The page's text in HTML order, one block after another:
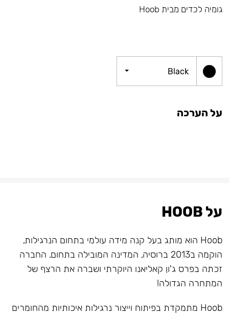
גומיה לכדים מבית Hoob
Black
על הערכה
על HOOB
Hoob הוא מותג בעל קנה מידה עולמי בתחום הנרגילות,
הוקמה ב2013 ברוסיה, המדינה המובילה בתחום. החברה
זכתה בפרס ג'ון קאליאנו היוקרתי ושברה את הרצף של
המתחרה הגדולה!
Hoob מתמקדת בפיתוח וייצור נרגילות איכותיות מהחומרים